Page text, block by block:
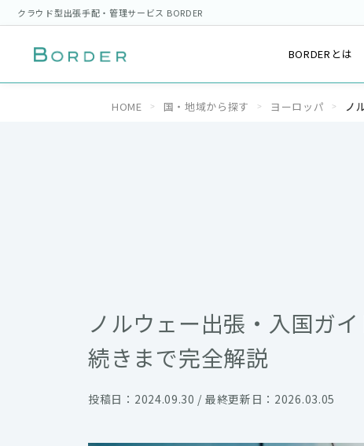
クラウド型出張手配・管理サービス BORDER
BORDERとは
HOME 国・地域から探す ヨーロッパ ノ
ノルウェー出張・入国ガ
続きまで完全解説
投稿日：2024.09.30 / 最終更新日：2026.03.05